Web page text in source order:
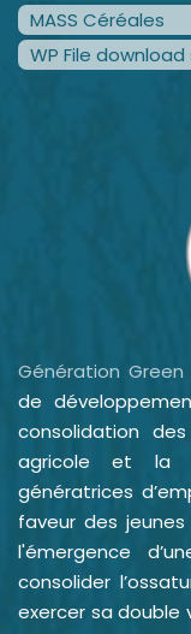
MASS Céréales
WP File
Génération Green
de
consolidation
agricole et la
génératrices
faveur des
l'émergence
consolider
exercer sa double